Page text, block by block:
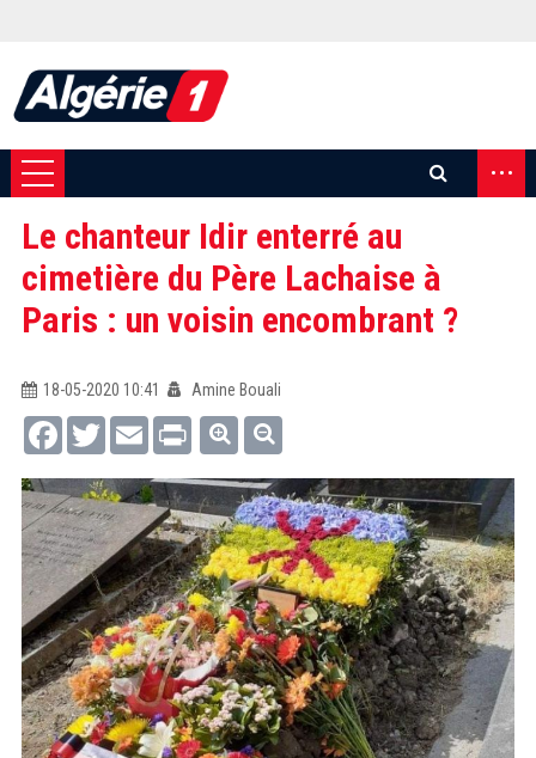
...
Le chanteur Idir enterré au
cimetière du Père Lachaise à
Paris : un voisin encombrant ?
18-05-2020 10:41
Amine Bouali
FacebookTwitterEmail Print